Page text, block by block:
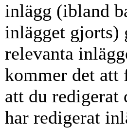
inlägg (ibland
inlägget gjorts)
relevanta
kommer det att
att du redigerat
har redigerat